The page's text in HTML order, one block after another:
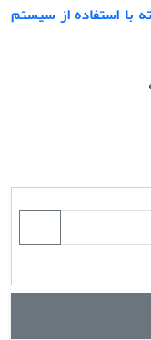
با استفاده از سیستم